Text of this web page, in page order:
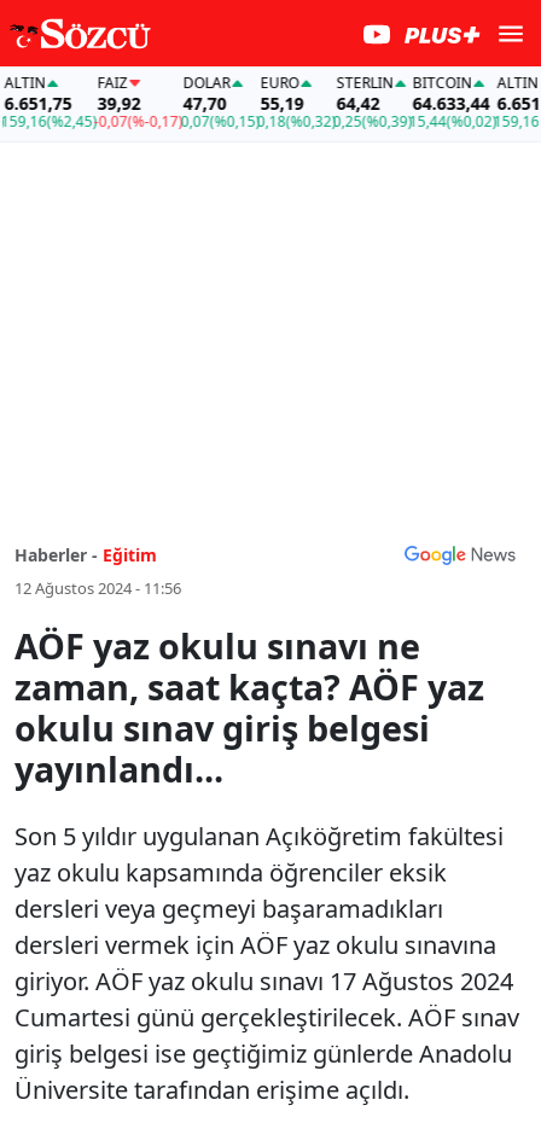
(%2,45)
FAİZ
39,92
-0,07(%-0,17)
DOLAR
47,70
0,07(%0,15)
EURO
55,19
0,18(%0,32)
STERLIN
64,42
0,25(%0,39)
BITCOIN
64.633,44
15,44(%0,02)
ALTIN
159,16
Haberler - Eğitim
12 Ağustos 2024 - 11:56
AÖF yaz okulu sınavı ne
zaman, saat kaçta? AÖF yaz
okulu sınav giriş belgesi
yayınlandı...
Son 5 yıldır uygulanan Açıköğretim fakültesi
yaz okulu kapsamında öğrenciler eksik
dersleri veya geçmeyi başaramadıkları
dersleri vermek için AÖF yaz okulu sınavına
giriyor. AÖF yaz okulu sınavı 17 Ağustos 2024
Cumartesi günü gerçekleştirilecek. AÖF sınav
giriş belgesi ise geçtiğimiz günlerde Anadolu
Üniversite tarafından erişime açıldı.